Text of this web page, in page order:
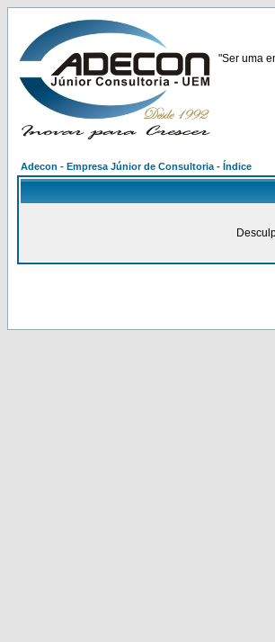
"Ser uma
Adecon - Empresa Júnior de Consultoria - Índice